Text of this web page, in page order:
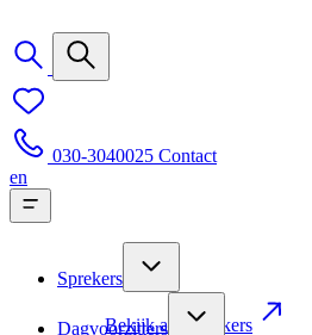
030-3040025 Contact
en
Sprekers
Bekijk alle sprekers
Dagvoorzitters